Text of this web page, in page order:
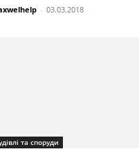
- 03.03.2018
та споруди